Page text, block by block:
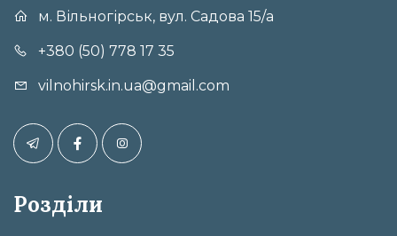
м. Вільногірськ, вул. Садова 15/а
+380 (50) 778 17 35
vilnohirsk.in.ua@gmail.com
Розділи